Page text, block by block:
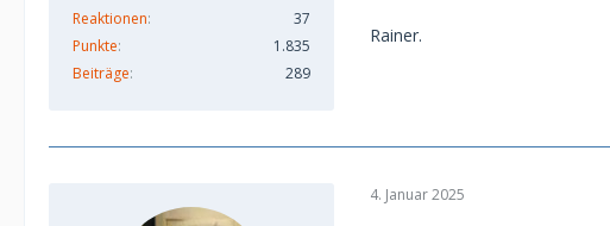
Reaktionen
37
Punkte
1.835
Beiträge
289
Rainer.
4. Januar 2025